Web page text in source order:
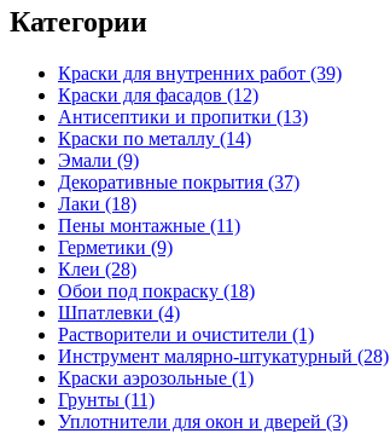
Категории
Краски для внутренних работ (39)
Краски для фасадов (12)
Антисептики и пропитки (13)
Краски по металлу (14)
Эмали (9)
Декоративные покрытия (37)
Лаки (18)
Пены монтажные (11)
Герметики (9)
Клеи (28)
Обои под покраску (18)
Шпатлевки (4)
Растворители и очистители (1)
Инструмент малярно-штукатурный (28)
Краски аэрозольные (1)
Грунты (11)
Уплотнители для окон и дверей (3)